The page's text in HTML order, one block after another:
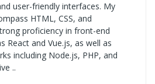
user-friendly interfaces. My
HTML, CSS, and
proficiency in front-end
React and Vue.js, as well as
including Node.js, PHP, and
..